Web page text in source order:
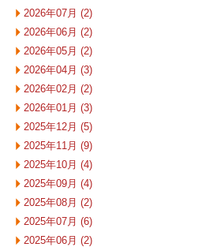
2026年07月 (2)
2026年06月 (2)
2026年05月 (2)
2026年04月 (3)
2026年02月 (2)
2026年01月 (3)
2025年12月 (5)
2025年11月 (9)
2025年10月 (4)
2025年09月 (4)
2025年08月 (2)
2025年07月 (6)
2025年06月 (2)